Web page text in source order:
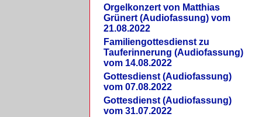
Orgelkonzert von Matthias
Grünert (Audiofassung) vom
21.08.2022
Familiengottesdienst zu
Tauferinnerung (Audiofassung)
vom 14.08.2022
Gottesdienst (Audiofassung)
vom 07.08.2022
Gottesdienst (Audiofassung)
vom 31.07.2022